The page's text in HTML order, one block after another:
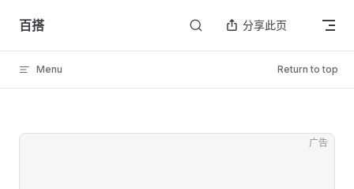
Skip to content
百搭 分享此页
Menu Return to top
广告